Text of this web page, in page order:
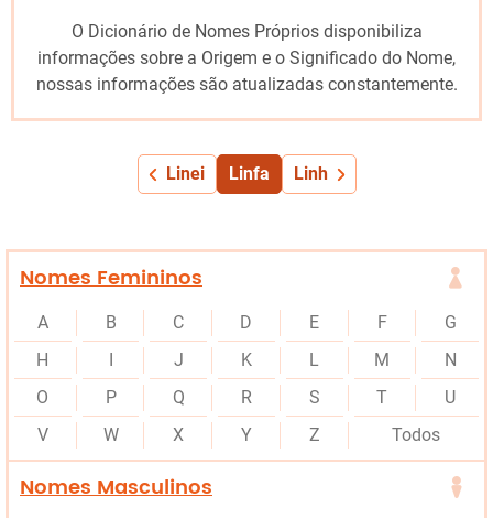
O Dicionário de Nomes Próprios disponibiliza
informações sobre a Origem e o Significado do Nome,
nossas informações são atualizadas constantemente.
Linei Linfa Linh
Nomes Femininos
A B C D E F
G
H
J K L M
N
O
P Q R S T
U
V
W X Y Z Todos
Nomes Masculinos